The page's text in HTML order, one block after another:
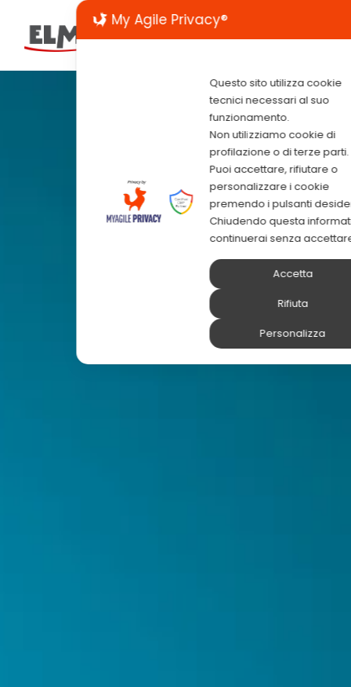
My Agile Privacy®
Questo sito utilizza cookie
tecnici necessari al suo
funzionamento.
Non utilizziamo cookie di
profilazione o di terze parti.
Puoi accettare, rifiutare o
personalizzare i cookie
premendo i pulsanti
Chiudendo questa
continuerai senza
Accetta
Rifiuta
Personalizza